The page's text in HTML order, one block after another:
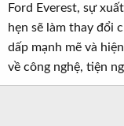
Ford Everest, sự
hẹn sẽ làm thay đổi
dấp mạnh mẽ và
về công nghệ, tiện